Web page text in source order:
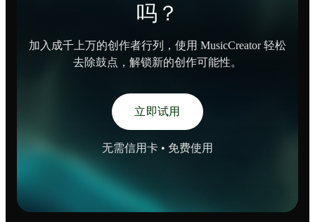
吗？
加入成千上万的创作者行列，使用 MusicCreator 轻松
去除鼓点，解锁新的创作可能性。
立即试用
无需信用卡 • 免费使用